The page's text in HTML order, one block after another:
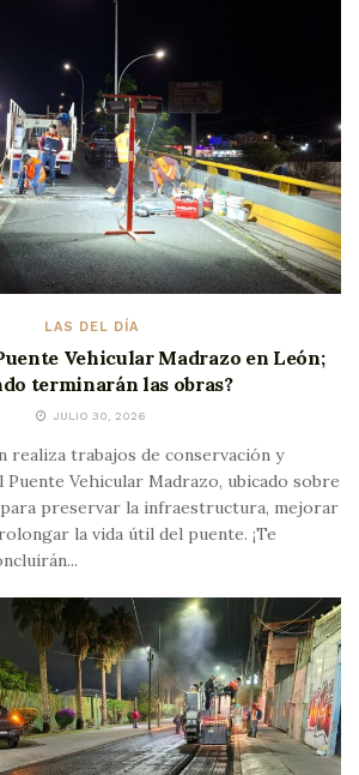
LAS DEL DÍA
Vehicular Madrazo en León;
terminarán las obras?
JULIO 30, 2026
realiza trabajos de conservación y
Puente Vehicular Madrazo, ubicado sobre
preservar la infraestructura, mejorar
la vida útil del puente. ¡Te